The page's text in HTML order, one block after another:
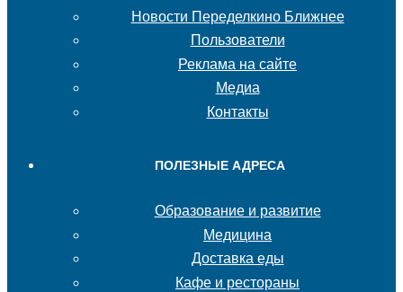
Новости Переделкино Ближнее
Пользователи
Реклама на сайте
Медиа
Контакты
ПОЛЕЗНЫЕ АДРЕСА
Образование и развитие
Медицина
Доставка еды
Кафе и рестораны